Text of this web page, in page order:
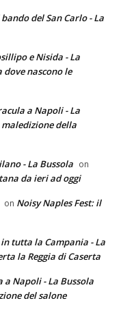
del San Carlo - La
e Nisida - La
dove nascono le
a Napoli - La
maledizione della
- La Bussola on
da ieri ad oggi
on Noisy Naples Fest: il
tutta la Campania - La
la Reggia di Caserta
Napoli - La Bussola
del salone